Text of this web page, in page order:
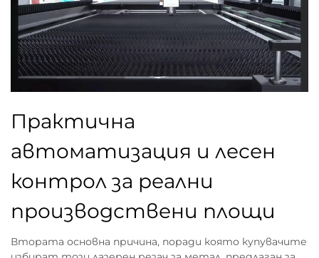
Практична
автоматизация и лесен
контрол за реални
производствени площи
Втората основна причина, поради която купувачите